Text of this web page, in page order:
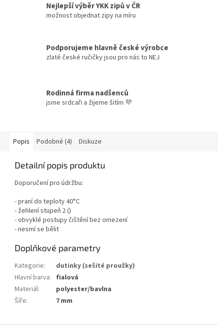
Nejlepší výběr YKK zipů v ČR
možnost objednat zipy na míru
Podporujeme hlavně české výrobce
zlaté české ručičky jsou pro nás to NEJ
Rodinná firma nadšenců
jsme srdcaři a žijeme šitím 💜
Popis Podobné (4) Diskuze
Detailní popis produktu
Doporučení pro údržbu:
- praní do teploty 40°C
- žehlení stupeň 2 ()
- obvyklé postupy čištění bez omezení
- nesmí se bělit
Doplňkové parametry
Kategorie:
dutinky (sešité proužky)
Hlavní barva: fialová
Materiál:
polyester/bavlna
Šíře: 7 mm